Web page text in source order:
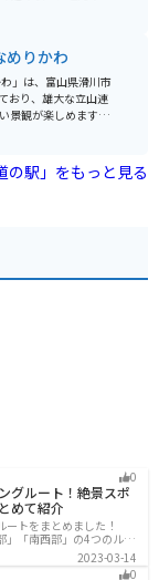
果物はもちろんの
だんに使ったバイキ
れているので安心で
す。 周辺に
り、自然を満喫した
めりかわ
」は、富山県滑川市
おり、雄大な立山連
景観が楽しめます。
」や、地元食材を使
いかミュージアム」
イカの発光ショーや
す。道の駅で休憩
んびり走るのがおす
の駅」をもっと見る
0
グルート！絶景スポ
めて紹介
トをまとめました！
」「南西部」の4つのルー
神社や広大な山や滝、湖
ーリングができます。バ
2023-03-14
0